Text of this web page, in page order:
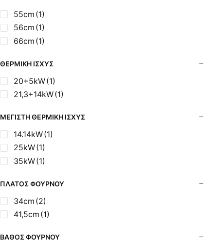
55cm (1)
56cm (1)
66cm (1)
ΘΕΡΜΙΚΉ ΙΣΧΎΣ
20+5kW(1)
21,3+14kW(1)
ΜΈΓΙΣΤΗ ΘΕΡΜΙΚΉ ΙΣΧΎΣ
14.14kW(1)
25kW(1)
35kW(1)
ΠΛΆΤΟΣ ΦΟΎΡΝΟΥ
34cm (2)
41,5cm (1)
ΒΆΘΟΣ ΦΟΎΡΝΟΥ